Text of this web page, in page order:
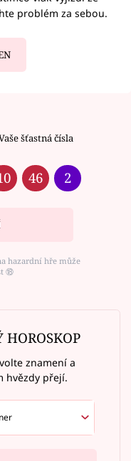
problém za sebou.
šťastná čísla
46 2
hazardní hře může
⑱
HOROSKOP
znamení a
hvězdy přejí.